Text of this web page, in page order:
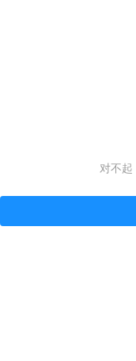
对不起